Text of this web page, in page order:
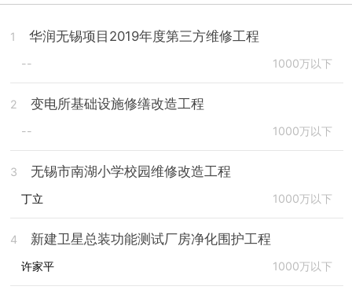
1 华润无锡项目2019年度第三方维修工程
-- 1000万以下
2 变电所基础设施修缮改造工程
-- 1000万以下
3 无锡市南湖小学校园维修改造工程
丁立 1000万以下
4 新建卫星总装功能测试厂房净化围护工程
许家平 1000万以下